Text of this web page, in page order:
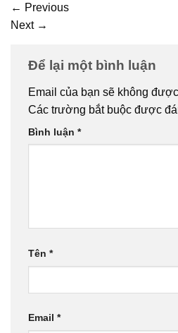
← Previous
Next →
Để lại một bình luận
Email của bạn sẽ không
Các trường bắt buộc được
Bình luận *
Tên *
Email *